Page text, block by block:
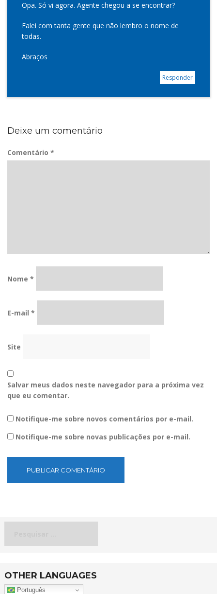
Opa. Só vi agora. Agente chegou a se encontrar?
Falei com tanta gente que não lembro o nome de
todas.
Abraços
Responder
Deixe um comentário
Comentário *
Nome *
E-mail *
Site
Salvar meus dados neste navegador para a próxima vez
que eu comentar.
Notifique-me sobre novos comentários por e-mail.
Notifique-me sobre novas publicações por e-mail.
OTHER LANGUAGES
Português